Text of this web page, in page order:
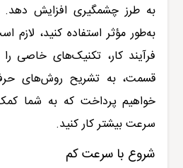
به طرز چشمگیری افزایش دهد.
به‌طور مؤثر استفاده کنید، لازم
فرآیند کار، تکنیک‌های خاصی
قسمت، به تشریح روش‌های
خواهیم پرداخت که به شما
سرعت بیشتر کار کنید.
شروع با سرعت کم